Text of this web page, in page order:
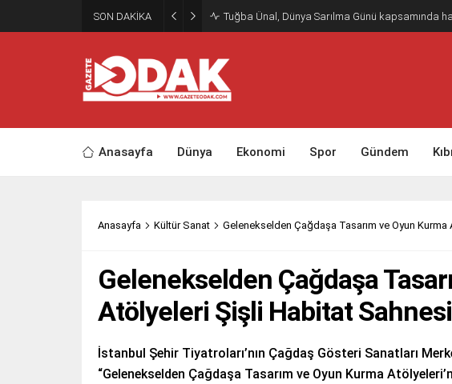
SON DAKİKA Tuğba Ünal, Dünya Sarılma Günü kapsamında
Anasayfa Dünya Ekonomi Spor Gündem
Anasayfa Kültür Sanat Gelenekselden Çağdaşa Tasarım ve Oyun
Gelenekselden Çağdaşa
Atölyeleri Şişli Habitat
İstanbul Şehir Tiyatroları’nın Çağdaş Gösteri Sanatları
“Gelenekselden Çağdaşa Tasarım ve Oyun Kurma